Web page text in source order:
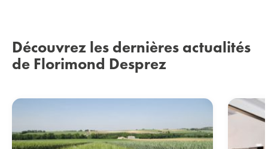
Découvrez les dernières actualités
de Florimond Desprez